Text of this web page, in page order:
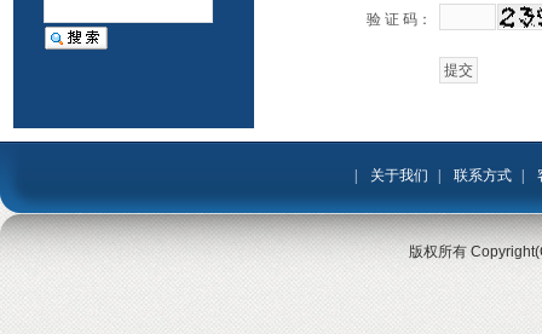
验 证 码：
关于我们 联系方式
版权所有